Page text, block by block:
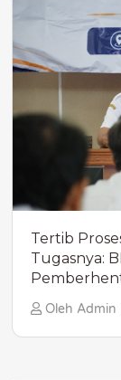
Tertib
Tugasnya:
Oleh Admin |